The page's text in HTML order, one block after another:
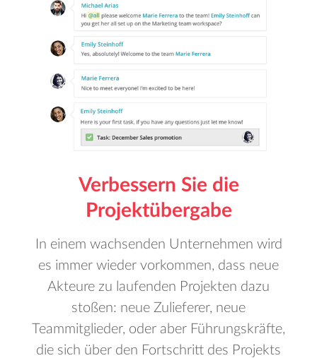
Verbessern Sie die
Projektübergabe
In einem wachsenden Unternehmen wird
es immer wieder vorkommen, dass neue
Akteure zu laufenden Projekten dazu
stoßen: neue Zulieferer, neue
Teammitglieder, oder aber Führungskräfte,
die sich über den Fortschritt des Projekts